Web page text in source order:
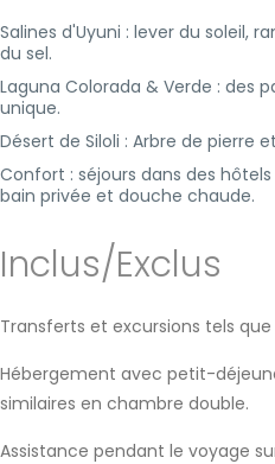
Salines d'Uyuni : lever du soleil,
du sel.
Laguna Colorada & Verde : des
unique.
Désert de Siloli : Arbre de pierre
Confort : séjours dans des
bain privée et douche chaude.
Inclus/Exclus
Transferts et excursions tels
Hébergement avec petit-
similaires en chambre double.
Assistance pendant le voyage